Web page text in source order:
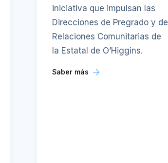
iniciativa que impulsan las
Direcciones de Pregrado y de
Relaciones Comunitarias de
la Estatal de O’Higgins.
Saber más